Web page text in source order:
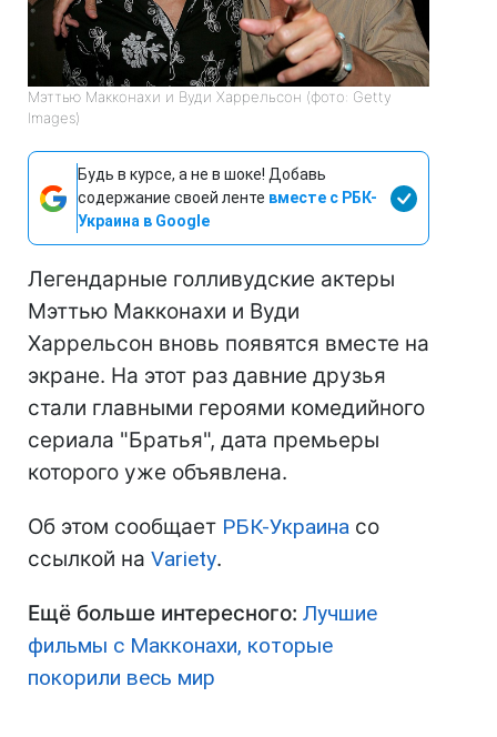
Мэттью Макконахи и Вуди Харрельсон (фото: Getty
Images)
Будь в курсе, а не в шоке! Добавь
содержание своей ленте вместе с РБК-
Украина в Google
Легендарные голливудские актеры
Мэттью Макконахи и Вуди
Харрельсон вновь появятся вместе на
экране. На этот раз давние друзья
стали главными героями комедийного
сериала "Братья", дата премьеры
которого уже объявлена.
Об этом сообщает РБК-Украина со
ссылкой на Variety.
Ещё больше интересного: Лучшие
фильмы с Макконахи, которые
покорили весь мир